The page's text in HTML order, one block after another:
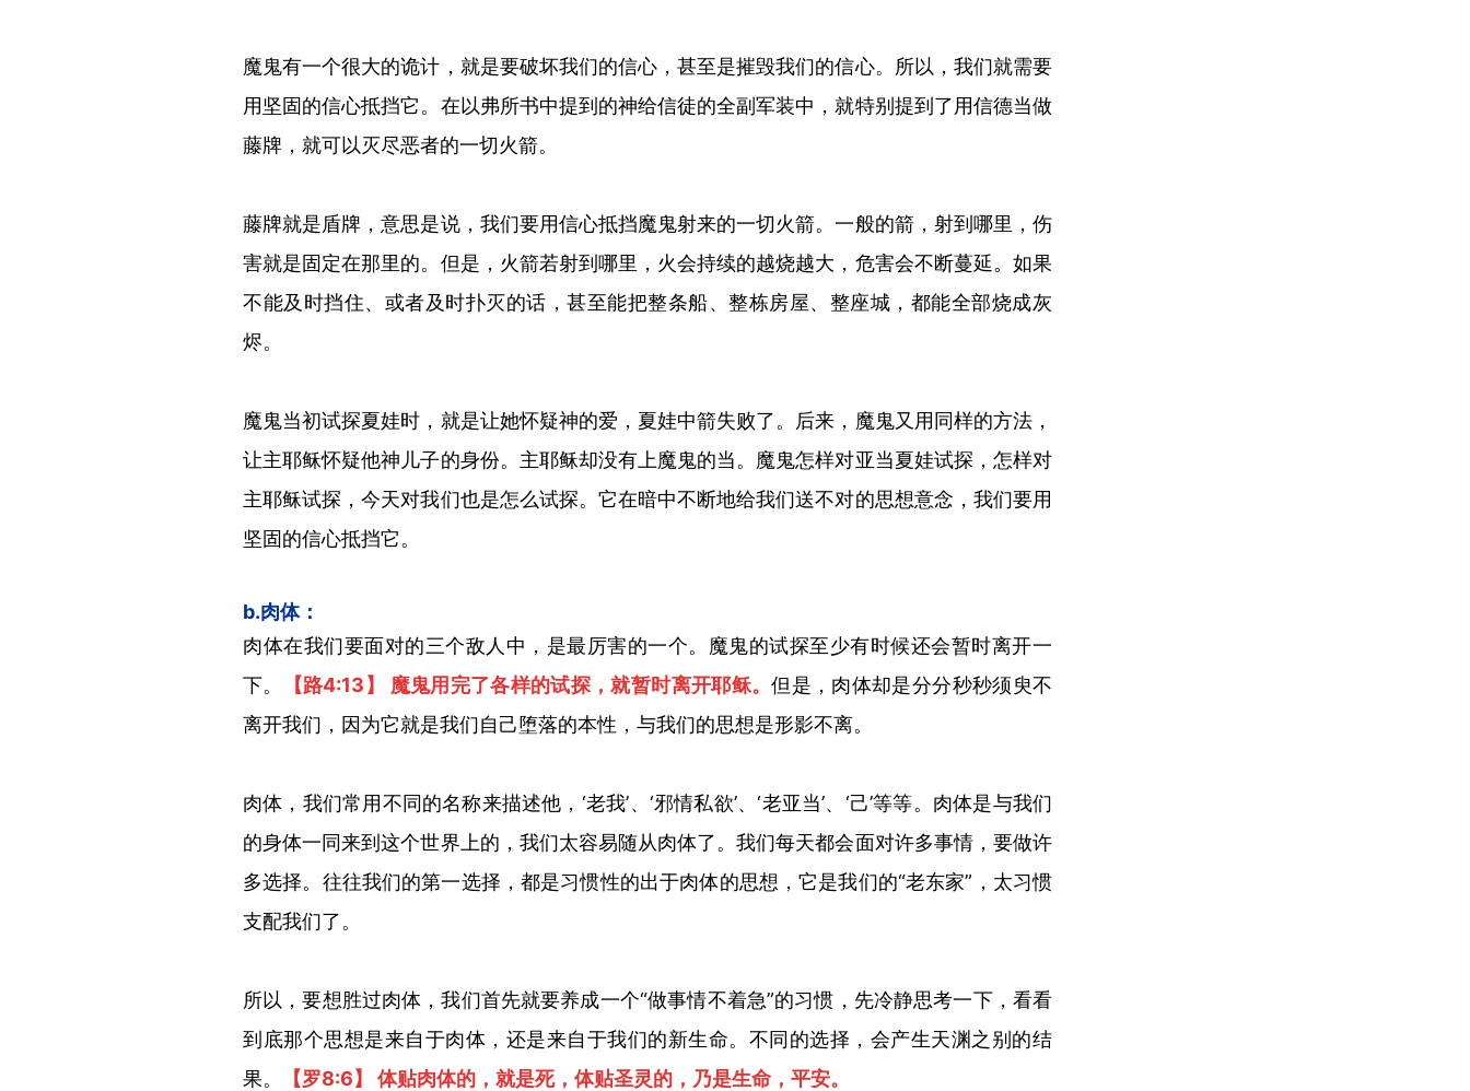
魔鬼有一个很大的诡计，就是要破坏我们的信心，甚至是摧毁我们的信心。所以，我们就需要
用坚固的信心抵挡它。在以弗所书中提到的神给信徒的全副军装中，就特别提到了用信德当做
藤牌，就可以灭尽恶者的一切火箭。
藤牌就是盾牌，意思是说，我们要用信心抵挡魔鬼射来的一切火箭。一般的箭，射到哪里，伤
害就是固定在那里的。但是，火箭若射到哪里，火会持续的越烧越大，危害会不断蔓延。如果
不能及时挡住、或者及时扑灭的话，甚至能把整条船、整栋房屋、整座城，都能全部烧成灰
烬。
魔鬼当初试探夏娃时，就是让她怀疑神的爱，夏娃中箭失败了。后来，魔鬼又用同样的方法，
让主耶稣怀疑他神儿子的身份。主耶稣却没有上魔鬼的当。魔鬼怎样对亚当夏娃试探，怎样对
主耶稣试探，今天对我们也是怎么试探。它在暗中不断地给我们送不对的思想意念，我们要用
坚固的信心抵挡它。
b.肉体：
肉体在我们要面对的三个敌人中，是最厉害的一个。魔鬼的试探至少有时候还会暂时离开一
下。
【路4:13】 魔鬼用完了各样的试探，就暂时离开耶稣。但是，肉体却是分分秒秒须臾不
离开我们，因为它就是我们自己堕落的本性，与我们的思想是形影不离。
肉体，我们常用不同的名称来描述他，‘老我’、‘邪情私欲’、‘老亚当’、‘己’等等。肉体是与我们
的身体一同来到这个世界上的，我们太容易随从肉体了。我们每天都会面对许多事情，要做许
多选择。往往我们的第一选择，都是习惯性的出于肉体的思想，它是我们的“老东家”，太习惯
支配我们了。
所以，要想胜过肉体，我们首先就要养成一个“做事情不着急”的习惯，先冷静思考一下，看看
到底那个思想是来自于肉体，还是来自于我们的新生命。不同的选择，会产生天渊之别的结
果。
【罗8:6】 体贴肉体的，就是死，体贴圣灵的，乃是生命，平安。